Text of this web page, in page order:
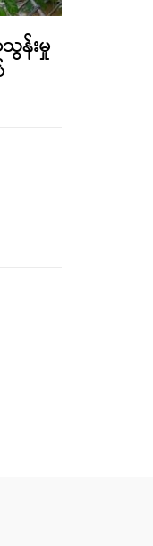
န်းမှု